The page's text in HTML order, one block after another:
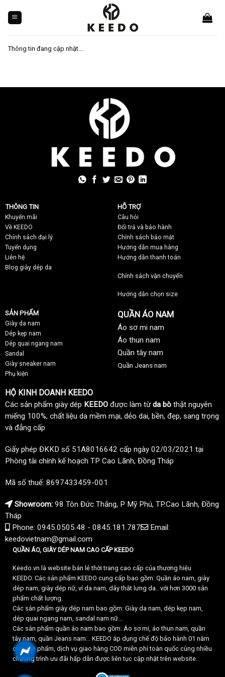
content
Thông tin đang cập nhật….
THÔNG TIN
Khuyến mãi
Về KEEDO
Chính sách đại lý
Tuyển dụng
Liên hệ
Blog giày dép da
HỖ TRỢ
Câu hỏi
Đổi trả và bảo hành
Chính sách bảo mật
Hướng dẫn mua hàng
Hướng dẫn thanh toán
Chính sách vận chuyển
Hướng dẫn chọn size
SẢN PHẨM
Giày da nam
Dép kẹp nam
Dép quai ngang nam
Sandal
Giày sneaker nam
Phụ kiện
QUẦN ÁO NAM
Áo sơ mi nam
Áo thun nam
Quần tây nam
Quần Jeans nam
HỘ KINH DOANH KEEDO
Các sản phẩm giày dép KEEDO được làm từda bò thật nguyên
miếng 100%, chất liệu da mềm mại, dẻo dai, bền, đẹp, sang trọng
và đẳng cấp
Giấy phép ĐKKD số 51A8016642 cấp ngày 02/03/2021 tại
Phòng tài chính kế hoạch TP Cao Lãnh, Đồng Tháp
Mã số thuế: 8697433459-001
Showroom: 98 Tôn Đức Thắng, P Mỹ Phú, TP.Cao Lãnh, Đồng
Tháp
Phone: 0945.0505.48 - 0845.181.787
Email:
keedovietnam@gmail.com
QUẦN ÁO, GIÀY DÉP NAM CAO CẤP KEEDO
Keedo.vn là website bán lẻ thời trang cao cấp của thương hiệu
KEEDO. Các sản phẩm KEEDO cung cấp bao gồm: Quần áo nam, giày
dép nam, giày dép nữ, ví da nam, dây thắt lưng da.. với hơn 3000 sản
phẩm chất lượng.
Các sản phẩm giày dép nam bao gồm: Giày da nam, dép kẹp nam,
dép quai ngang nam, sandal nam nữ...
Các sản phẩm quần áo nam bao gồm: Áo sơ mi, áo thun nam, quần
tây nam, quần Jeans nam... KEEDO áp dụng chế độ bảo hành 01 năm
cho sản phẩm, dịch vụ giao hàng COD miễn phí toàn quốc cùng nhiều
chương trình ưu đãi hấp dẫn được liên tục cập nhật trên website.